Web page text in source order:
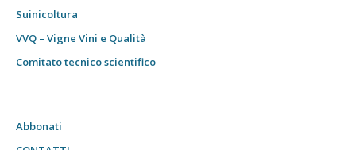
Suinicoltura
VVQ – Vigne Vini e Qualità
Comitato tecnico scientifico
Abbonati